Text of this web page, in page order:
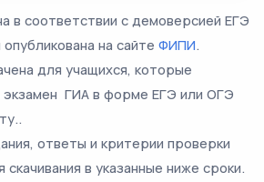
в соответствии с демоверсией ЕГЭ
на сайте ФИПИ.
для учащихся, которые
экзамен ГИА в форме ЕГЭ или ОГЭ
ответы и критерии проверки
в указанные ниже сроки.